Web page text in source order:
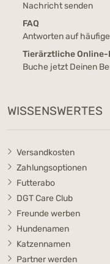
Nachricht senden
FAQ
Antworten auf
Tierärztliche
Buche jetzt Deinen
WISSENSWERTES
Versandkosten
Zahlungsoptionen
Futterabo
DGT Care Club
Freunde werben
Hundenamen
Katzennamen
Partner werden